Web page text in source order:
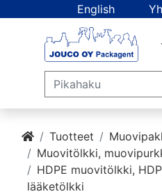
English
Tuotteet
Muovitölkki,
HDPE muovitölkki,
lääketölkki